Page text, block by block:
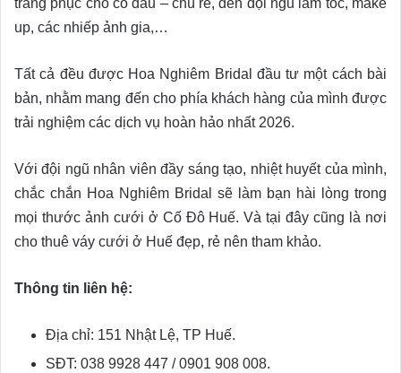
trang phục cho cô dâu – chú rể, đến đội ngũ làm tóc, make
up, các nhiếp ảnh gia,…
Tất cả đều được Hoa Nghiêm Bridal đầu tư một cách bài
bản, nhằm mang đến cho phía khách hàng của mình được
trải nghiệm các dịch vụ hoàn hảo nhất 2026.
Với đội ngũ nhân viên đầy sáng tạo, nhiệt huyết của mình,
chắc chắn Hoa Nghiêm Bridal sẽ làm bạn hài lòng trong
mọi thước ảnh cưới ở Cố Đô Huế. Và tại đây cũng là nơi
cho thuê váy cưới ở Huế đẹp, rẻ nên tham khảo.
Thông tin liên hệ:
Địa chỉ: 151 Nhật Lệ, TP Huế.
SĐT: 038 9928 447 / 0901 908 008.